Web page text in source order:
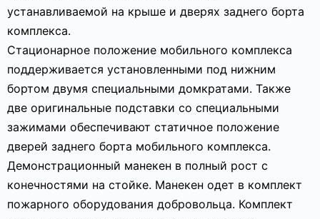
устанавливаемой на крыше и дверях заднего борта
комплекса.
Стационарное положение мобильного комплекса
поддерживается установленными под нижним
бортом двумя специальными домкратами. Также
две оригинальные подставки со специальными
зажимами обеспечивают статичное положение
дверей заднего борта мобильного комплекса.
Демонстрационный манекен в полный рост с
конечностями на стойке. Манекен одет в комплект
пожарного оборудования добровольца. Комплект